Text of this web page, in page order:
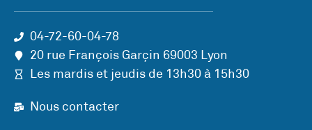
04-72-60-04-78
20 rue François Garçin 69003 Lyon
Les mardis et jeudis de 13h30 à 15h30
Nous contacter